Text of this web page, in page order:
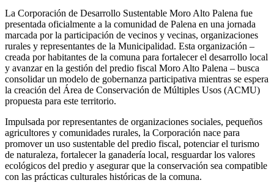
La Corporación de Desarrollo Sustentable Moro Alto Palena fue
presentada oficialmente a la comunidad de Palena en una jornada
marcada por la participación de vecinos y vecinas, organizaciones
rurales y representantes de la Municipalidad. Esta organización –
creada por habitantes de la comuna para fortalecer el desarrollo local
y avanzar en la gestión del predio fiscal Moro Alto Palena – busca
consolidar un modelo de gobernanza participativa mientras se espera
la creación del Área de Conservación de Múltiples Usos (ACMU)
propuesta para este territorio.
Impulsada por representantes de organizaciones sociales, pequeños
agricultores y comunidades rurales, la Corporación nace para
promover un uso sustentable del predio fiscal, potenciar el turismo
de naturaleza, fortalecer la ganadería local, resguardar los valores
ecológicos del predio y asegurar que la conservación sea compatible
con las prácticas culturales históricas de la comuna.